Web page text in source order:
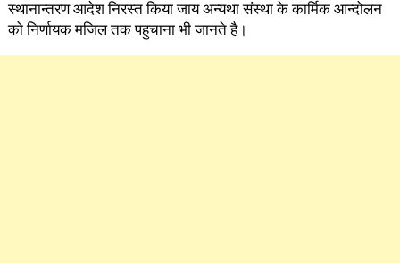
स्थानान्तरण आदेश निरस्त किया जाय अन्यथा संस्था के कार्मिक आन्दोलन
को निर्णायक मजिल तक पहुचाना भी जानते है।